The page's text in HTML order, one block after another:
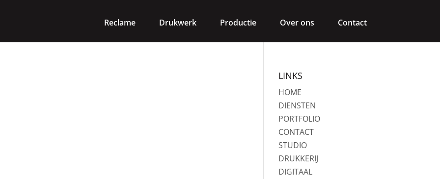
Reclame Drukwerk Productie Over ons Contact
LINKS
HOME
DIENSTEN
PORTFOLIO
CONTACT
STUDIO
DRUKKERIJ
DIGITAAL